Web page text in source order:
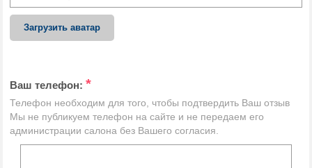
Загрузить аватар
Ваш телефон: *
Телефон необходим для того, чтобы подтвердить Ваш отзыв
Мы не публикуем телефон на сайте и не передаем его
администрации салона без Вашего согласия.